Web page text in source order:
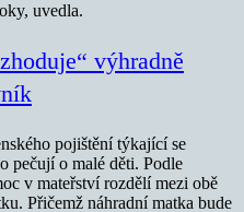
uvedla.
výhradně
pojištění týkající se
pečují o malé děti. Podle
v mateřství rozdělí mezi obě
Přičemž náhradní matka bude